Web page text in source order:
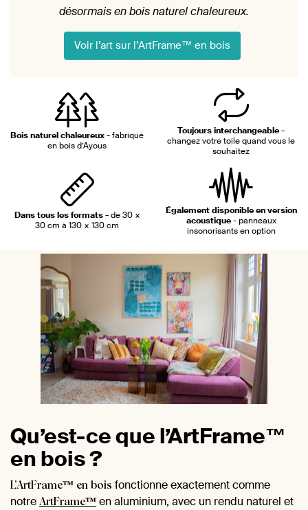
désormais en bois naturel chaleureux.
Voir l’art sur l’ArtFrame™ en bois
Bois naturel chaleureux -fabriqué
en bois d’Ayous
Toujours interchangeable -
changez votre toile quand vous le
souhaitez
Dans tous les formats -de 30 ×
30 cm à 130 × 130 cm
Également disponible en version
acoustique -panneaux
insonorisants en option
Qu’est-ce que l’ArtFrame™
en bois ?
L’ArtFrame™ en bois fonctionne exactement comme
notre ArtFrame™ en aluminium, avec un rendu naturel et